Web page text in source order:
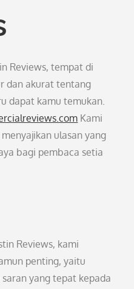
Reviews, tempat di
dan akurat tentang
dapat kamu temukan.
Kami
ulasan yang
bagi pembaca setia
Reviews, kami
penting, yaitu
yang tepat kepada